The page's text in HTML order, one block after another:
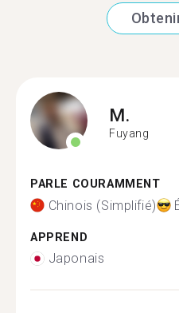
M.
Fuyang
PARLE COURAMMENT
Chinois (Simplifié)
APPREND
Japonais